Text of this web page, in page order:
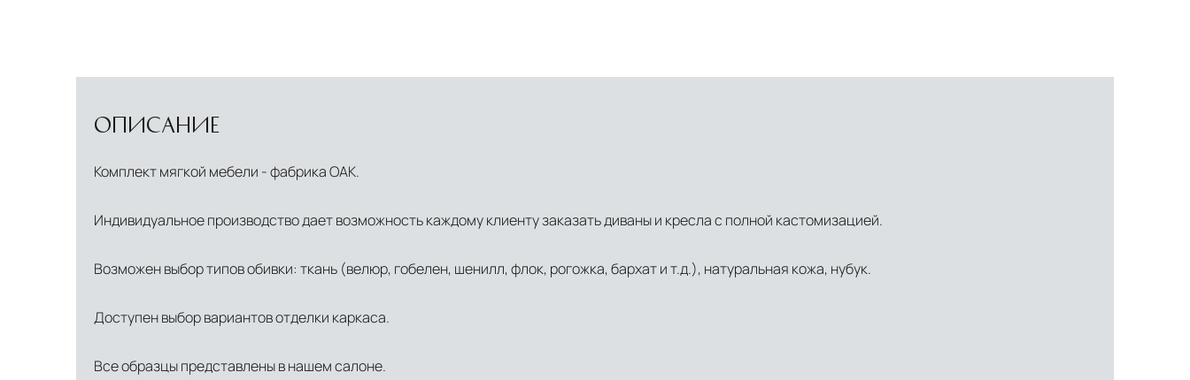
ОПИСАНИЕ
Комплект мягкой мебели - фабрика OAK.
Индивидуальное производство дает возможность каждому клиенту заказать диваны и кресла с полной кастомизацией.
Возможен выбор типов обивки: ткань (велюр, гобелен, шенилл, флок, рогожка, бархат и т.д.), натуральная кожа, нубук.
Доступен выбор вариантов отделки каркаса.
Все образцы представлены в нашем салоне.